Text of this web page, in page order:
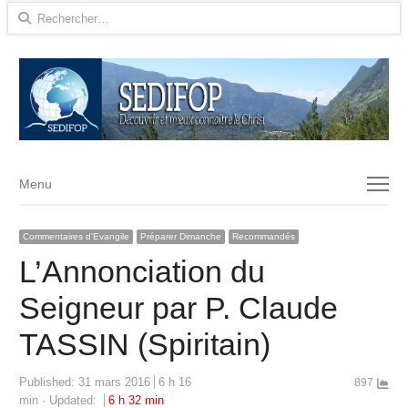
Rechercher :
Menu
Menu
Commentaires d'Evangile Préparer Dimanche Recommandés
L’Annonciation du
Seigneur par P. Claude
TASSIN (Spiritain)
Published: 31 mars 2016
6 h 16
min
Updated:
6 h 32 min
897